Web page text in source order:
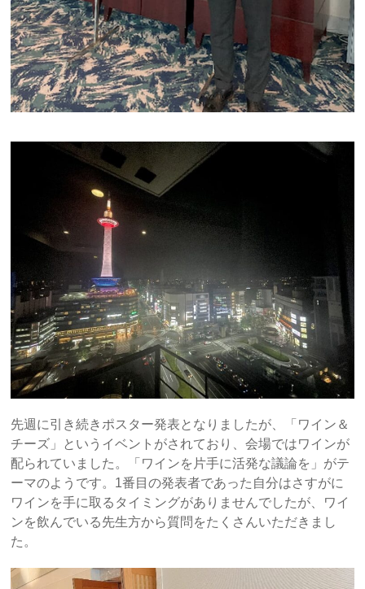
先週に引き続きポスター発表となりましたが、「ワイン＆
チーズ」というイベントがされており、会場ではワインが
配られていました。「ワインを片手に活発な議論を」がテ
ーマのようです。1番目の発表者であった自分はさすがに
ワインを手に取るタイミングがありませんでしたが、ワイ
ンを飲んでいる先生方から質問をたくさんいただきまし
た。